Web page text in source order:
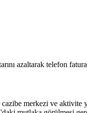
azaltarak telefon
merkezi ve aktivite